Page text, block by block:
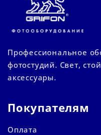
Профессиональное
фотостудий. Свет,
аксессуары.
Покупателям
Оплата